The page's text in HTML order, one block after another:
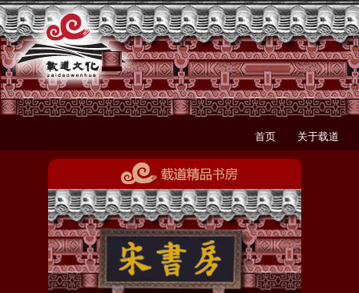
首页 关于载道